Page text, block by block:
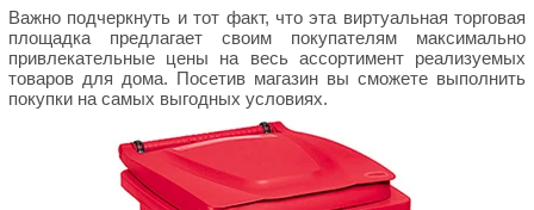
Важно подчеркнуть и тот факт, что эта виртуальная торговая
площадка предлагает своим покупателям максимально
привлекательные цены на весь ассортимент реализуемых
товаров для дома. Посетив магазин вы сможете выполнить
покупки на самых выгодных условиях.